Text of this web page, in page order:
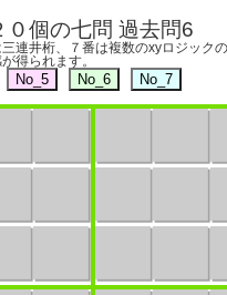
０個の七問 過去問6
連井桁、７番は複数のxyロジック
得られます。